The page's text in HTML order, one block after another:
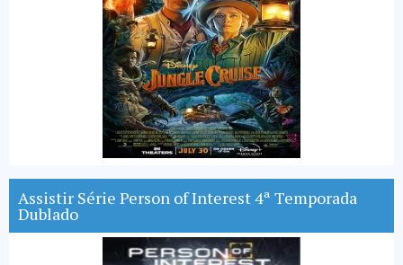
Assistir Série Person of Interest 4ª Temporada
Dublado